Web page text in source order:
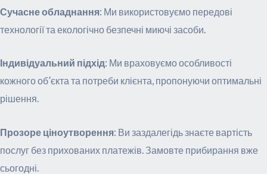
Сучасне обладнання: Ми використовуємо передові
технології та екологічно безпечні миючі засоби.
Індивідуальний підхід: Ми враховуємо особливості
кожного об’єкта та потреби клієнта, пропонуючи оптимальні
рішення.
Прозоре ціноутворення: Ви заздалегідь знаєте вартість
послуг без прихованих платежів. Замовте прибирання вже
сьогодні.